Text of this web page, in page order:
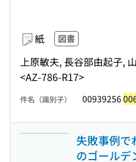
紙 図書
上原敏夫, 長谷部由起子,
<AZ-786-R17>
件名（識別子） 00939256
失敗事例で
のゴールデ